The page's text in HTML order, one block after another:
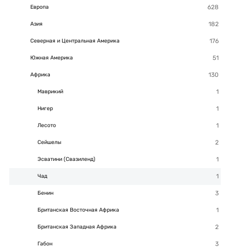
Европа
Азия
Северная и Центральная Америка
Южная Америка
Африка
Маврикий
Нигер
Лесото
Сейшелы
Эсватини (Свазиленд)
Чад
Бенин
Британская Восточная Африка
Британская Западная Африка
Габон